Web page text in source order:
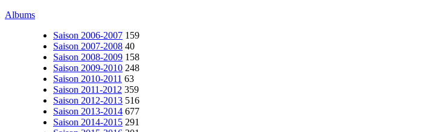
Albums
Saison 2006-2007 159
Saison 2007-2008 40
Saison 2008-2009 158
Saison 2009-2010 248
Saison 2010-2011 63
Saison 2011-2012 359
Saison 2012-2013 516
Saison 2013-2014 677
Saison 2014-2015 291